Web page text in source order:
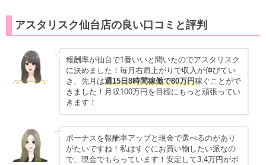
アスタリスク仙台店の良い口コミと評判
報酬率が仙台で1番いいと聞いたのでアスタリスク
に決めました！毎月右肩上がりで収入が伸びてい
き、先月は週15日8時間稼働で80万円稼ぐことがで
きました！月収100万円を目標にもっと頑張ってい
きます！
ボーナスを報酬率アップと現金で選べるのがあり
がたいですね！私はすぐにお買い物したい派なの
で、現金でもらっています！安定して3,4万円がボ